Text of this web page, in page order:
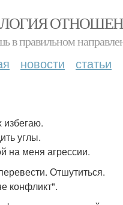
в правильном
новости статьи
углы.
на меня агрессии.
Отшутиться.
конфликт".